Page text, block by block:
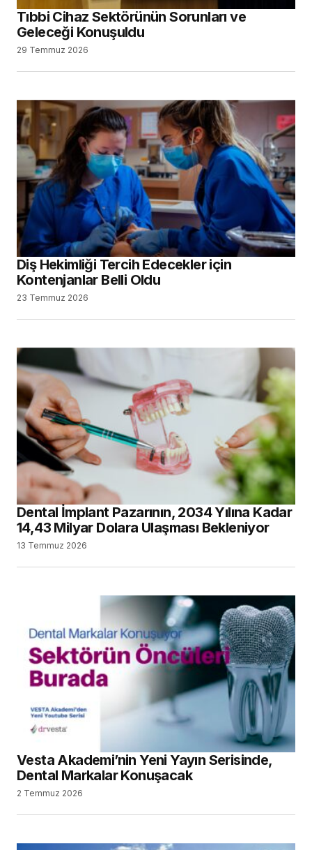
Tıbbi Cihaz Sektörünün Sorunları ve
Geleceği Konuşuldu
29 Temmuz 2026
Diş Hekimliği Tercih Edecekler için
Kontenjanlar Belli Oldu
23 Temmuz 2026
Dental İmplant Pazarının, 2034 Yılına Kadar
14,43 Milyar Dolara Ulaşması Bekleniyor
13 Temmuz 2026
Vesta Akademi’nin Yeni Yayın Serisinde,
Dental Markalar Konuşacak
2 Temmuz 2026